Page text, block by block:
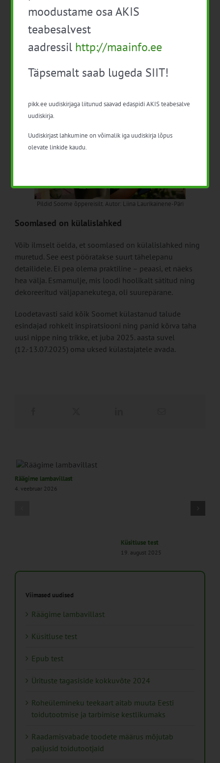
Pildid Soome õppereisilt. Autor: Liina Laurikainene-Päri
Soomlased on külalislahked
Võib ilmselt öelda, et soomlased on külalislahked ning
muretud. See eest pööratakse suurt tähelepanu
detailidele. Ei pea olema praktiline – peaasi, et näeks
hea välja. Esmamulje, mis loodi hoolikalt sätitud ning
dekoreeritud väljapanekutega, oli suurepärane.
Loodetavasti said kõik Soomet külastanud talude
esindajad rohkelt inspiratsiooni ning panid kõrva taha
uusi nippe ning trikke, et juba 2025. aasta suvel
(12.-13.07.2025) oma uksed külastajatele avada.
Räägime lambavillast
4. veebruar 2026
Küsitluse test
19. august 2025
Viimased uudised
Räägime lambavillast
Küsitluse test
Epub test
Ürituste tagasiside kokkuvõte 2024
Roheülemineku teekaart aitab muuta Eesti
toidutootmise ja tarbimise kestlikumaks
Raadamisvabade toodete määrus mõjutab
paljusid toidutootjaid
moodustame osa AKIS
teabesalvest
aadressil http://maainfo.ee
Täpsemalt saab lugeda SIIT!
pikk.ee uudiskirjaga liitunud saavad edaspidi AKIS teabesalve
uudiskirja.
Uudiskirjast lahkumine on võimalik iga uudiskirja lõpus
olevate linkide kaudu.